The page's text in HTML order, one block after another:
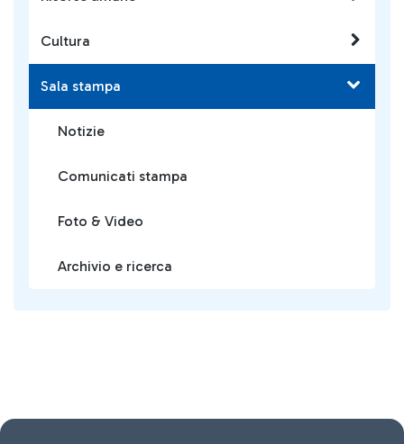
Cultura
Sala stampa
Notizie
Comunicati stampa
Foto & Video
Archivio e ricerca